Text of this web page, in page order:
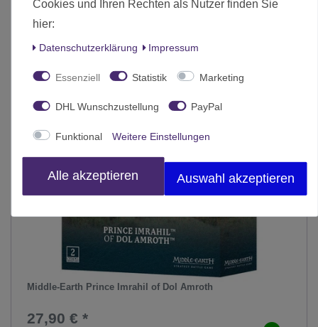
-10%
Middle-Earth Prince Imrahil of Dol Amroth
27,90 € *
Cookies und Ihren Rechten als Nutzer finden Sie
hier:
Daten­schutz­erklärung Impressum
Essenziell Statistik Marketing
DHL Wunschzustellung PayPal
Funktional Weitere Einstellungen
Alle akzeptieren Auswahl akzeptieren